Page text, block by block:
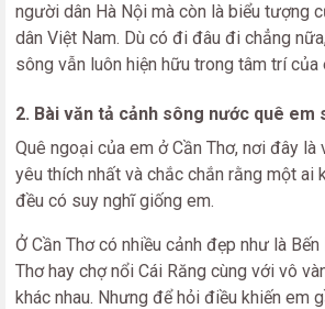
người dân Hà Nội mà còn là biểu tượng
dân Việt Nam. Dù có đi đâu đi chẳng
sông vẫn luôn hiện hữu trong tâm trí của
2. Bài văn tả cảnh sông nước quê em
Quê ngoại của em ở Cần Thơ, nơi đây là
yêu thích nhất và chắc chắn rằng một ai
đều có suy nghĩ giống em.
Ở Cần Thơ có nhiều cảnh đẹp như là Bến
Thơ hay chợ nổi Cái Răng cùng với vô
khác nhau. Nhưng để hỏi điều khiến em